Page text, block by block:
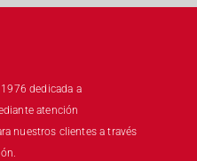
dedicada a
atención
nuestros clientes a través